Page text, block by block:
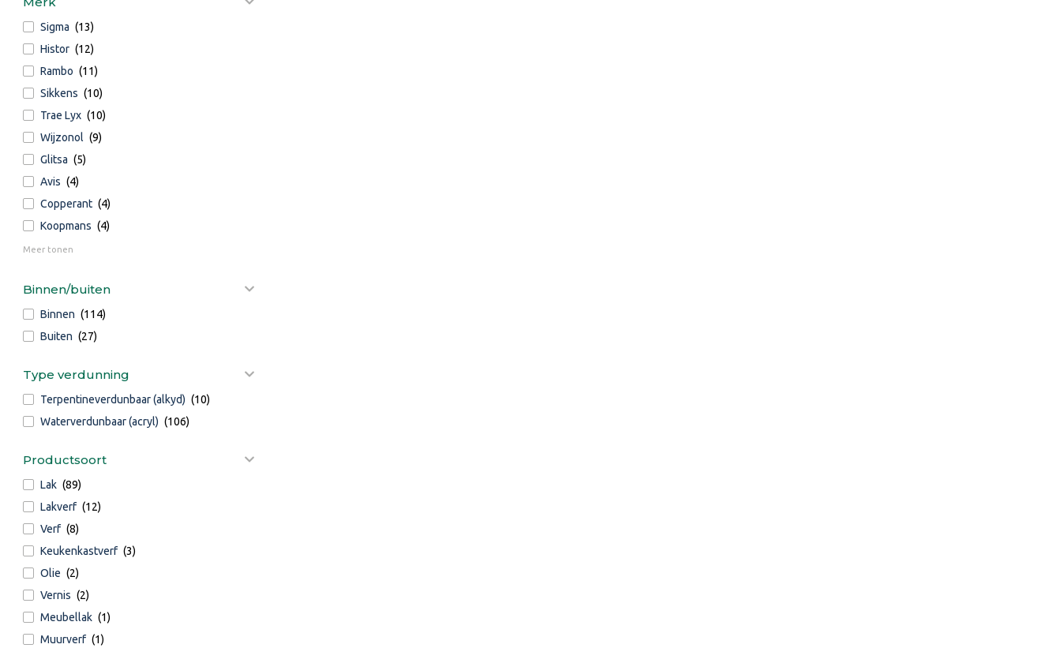
Sigma (13)
Histor (12)
Rambo (11)
Sikkens (10)
Trae Lyx (10)
Wijzonol (9)
Glitsa (5)
Avis (4)
Copperant (4)
Koopmans (4)
Meer tonen
Binnen/buiten
Binnen (114)
Buiten (27)
Type verdunning
Terpentineverdunbaar (alkyd) (10)
Waterverdunbaar (acryl) (106)
Productsoort
Lak (89)
Lakverf (12)
Verf (8)
Keukenkastverf (3)
Olie (2)
Vernis (2)
Meubellak (1)
Muurverf (1)